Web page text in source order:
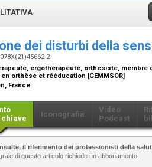
dei disturbi della
2
ergothérapeute, orthésiste,
orthèse et rééducation [GEMMSOR]
France
Iconografia
Video
Podcast
il riferimento dei professionisti della
di questo articolo richiede un abbonamento.